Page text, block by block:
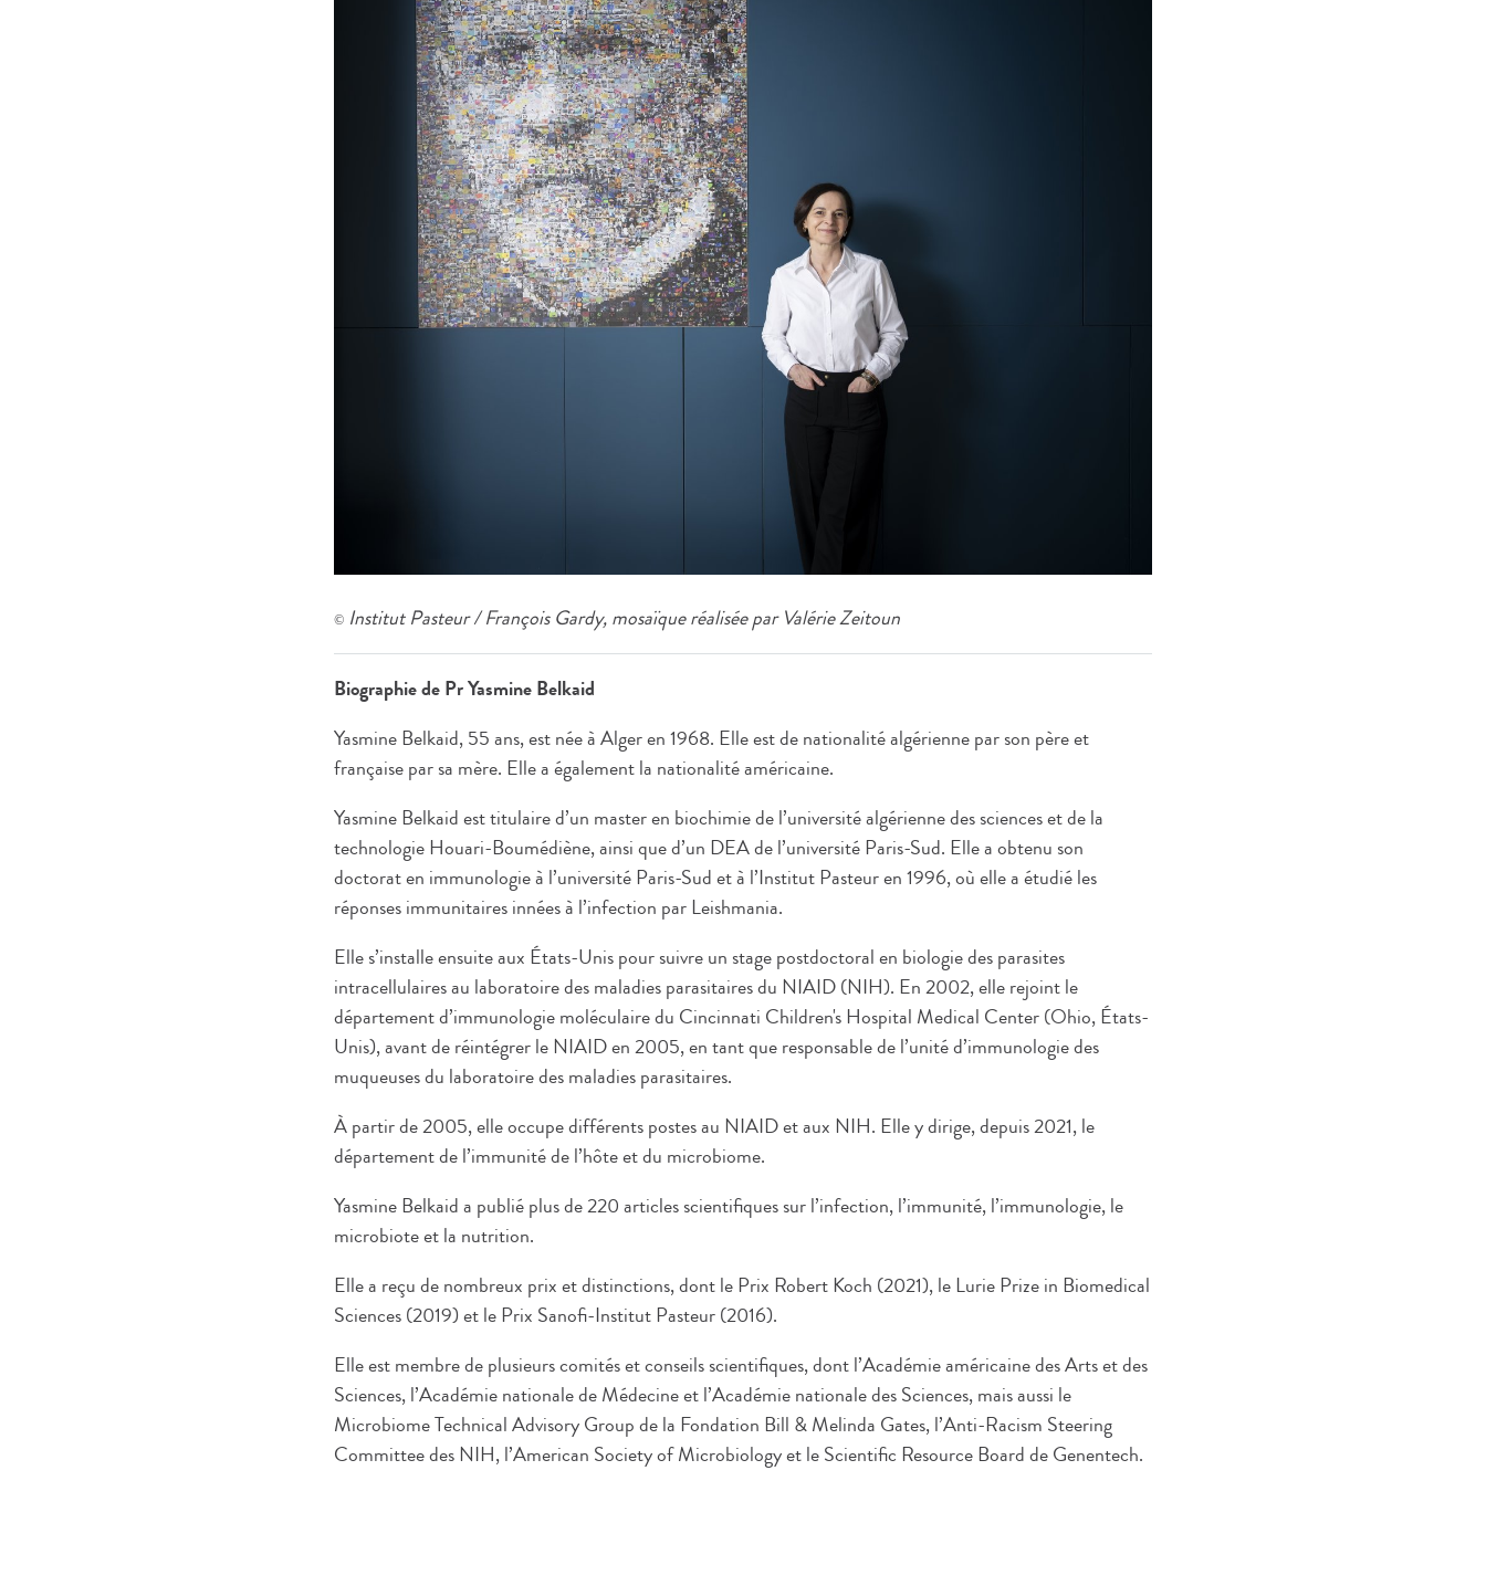
© Institut Pasteur / François Gardy, mosaïque réalisée par Valérie Zeitoun
Biographie de Pr Yasmine Belkaid
Yasmine Belkaid, 55 ans, est née à Alger en 1968. Elle est de nationalité algérienne par son père et
française par sa mère. Elle a également la nationalité américaine.
Yasmine Belkaid est titulaire d’un master en biochimie de l’université algérienne des sciences et de la
technologie Houari-Boumédiène, ainsi que d’un DEA de l’université Paris-Sud. Elle a obtenu son
doctorat en immunologie à l’université Paris-Sud et à l’Institut Pasteur en 1996, où elle a étudié les
réponses immunitaires innées à l’infection par Leishmania.
Elle s’installe ensuite aux États-Unis pour suivre un stage postdoctoral en biologie des parasites
intracellulaires au laboratoire des maladies parasitaires du NIAID (NIH). En 2002, elle rejoint le
département d’immunologie moléculaire du Cincinnati Children's Hospital Medical Center (Ohio, États-
Unis), avant de réintégrer le NIAID en 2005, en tant que responsable de l’unité d’immunologie des
muqueuses du laboratoire des maladies parasitaires.
À partir de 2005, elle occupe différents postes au NIAID et aux NIH. Elle y dirige, depuis 2021, le
département de l’immunité de l’hôte et du microbiome.
Yasmine Belkaid a publié plus de 220 articles scientifiques sur l’infection, l’immunité, l’immunologie, le
microbiote et la nutrition.
Elle a reçu de nombreux prix et distinctions, dont le Prix Robert Koch (2021), le Lurie Prize in Biomedical
Sciences (2019) et le Prix Sanofi-Institut Pasteur (2016).
Elle est membre de plusieurs comités et conseils scientifiques, dont l’Académie américaine des Arts et des
Sciences, l’Académie nationale de Médecine et l’Académie nationale des Sciences, mais aussi le
Microbiome Technical Advisory Group de la Fondation Bill & Melinda Gates, l’Anti-Racism Steering
Committee des NIH, l’American Society of Microbiology et le Scientific Resource Board de Genentech.